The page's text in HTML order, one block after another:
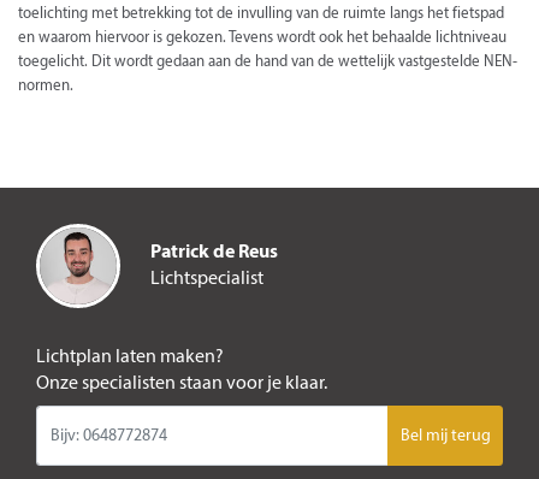
toelichting met betrekking tot de invulling van de ruimte langs het fietspad
en waarom hiervoor is gekozen. Tevens wordt ook het behaalde lichtniveau
toegelicht. Dit wordt gedaan aan de hand van de wettelijk vastgestelde NEN-
normen.
Lichtplan laten maken?
Onze specialisten staan voor je klaar.
Bel mij terug
Patrick de Reus
Lichtspecialist